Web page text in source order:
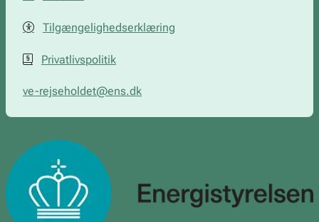
Tilgængelighedserklæring
Privatlivspolitik
ve-rejseholdet@ens.dk